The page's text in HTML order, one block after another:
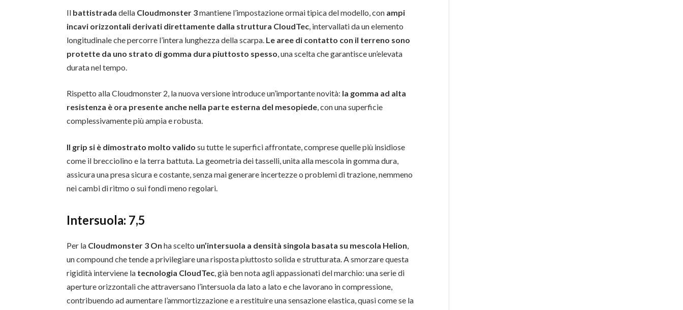
Il battistrada della Cloudmonster 3mantiene l’impostazione ormai tipica del modello, con ampi
incavi orizzontali derivati direttamente dalla struttura CloudTec , intervallati da un elemento
longitudinale che percorre l’intera lunghezza della scarpa. Le aree di contatto con il terreno sono
protette da uno strato di gomma dura piuttosto spesso , una scelta che garantisce un’elevata
durata nel tempo.
Rispetto alla Cloudmonster 2, la nuova versione introduce un’importante novità: la gomma ad alta
resistenza è ora presente anche nella parte esterna del mesopiede, con una superficie
complessivamente più ampia e robusta.
Il grip si è dimostrato molto valido su tutte le superfici affrontate, comprese quelle più insidiose
come il brecciolino e la terra battuta. La geometria dei tasselli, unita alla mescola in gomma dura,
assicura una presa sicura e costante, senza mai generare incertezze o problemi di trazione, nemmeno
nei cambi di ritmo o sui fondi meno regolari.
Intersuola: 7,5
Per la Cloudmonster 3 On ha scelto un’intersuola a densità singola basata su mescola Helion,
un compound che tende a privilegiare una risposta piuttosto solida e strutturata. A smorzare questa
rigidità interviene la tecnologia CloudTec, già ben nota agli appassionati del marchio: una serie di
aperture orizzontali che attraversano l’intersuola da lato a lato e che lavorano in compressione,
contribuendo ad aumentare l’ammortizzazione e a restituire una sensazione elastica, quasi come se la